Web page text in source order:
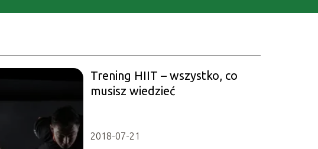
Trening HIIT – wszystko, co
musisz wiedzieć
2018-07-21